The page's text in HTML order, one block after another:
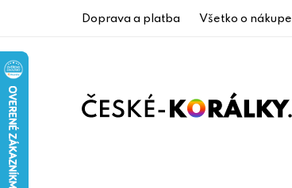
Doprava a platba Všetko o nákupe